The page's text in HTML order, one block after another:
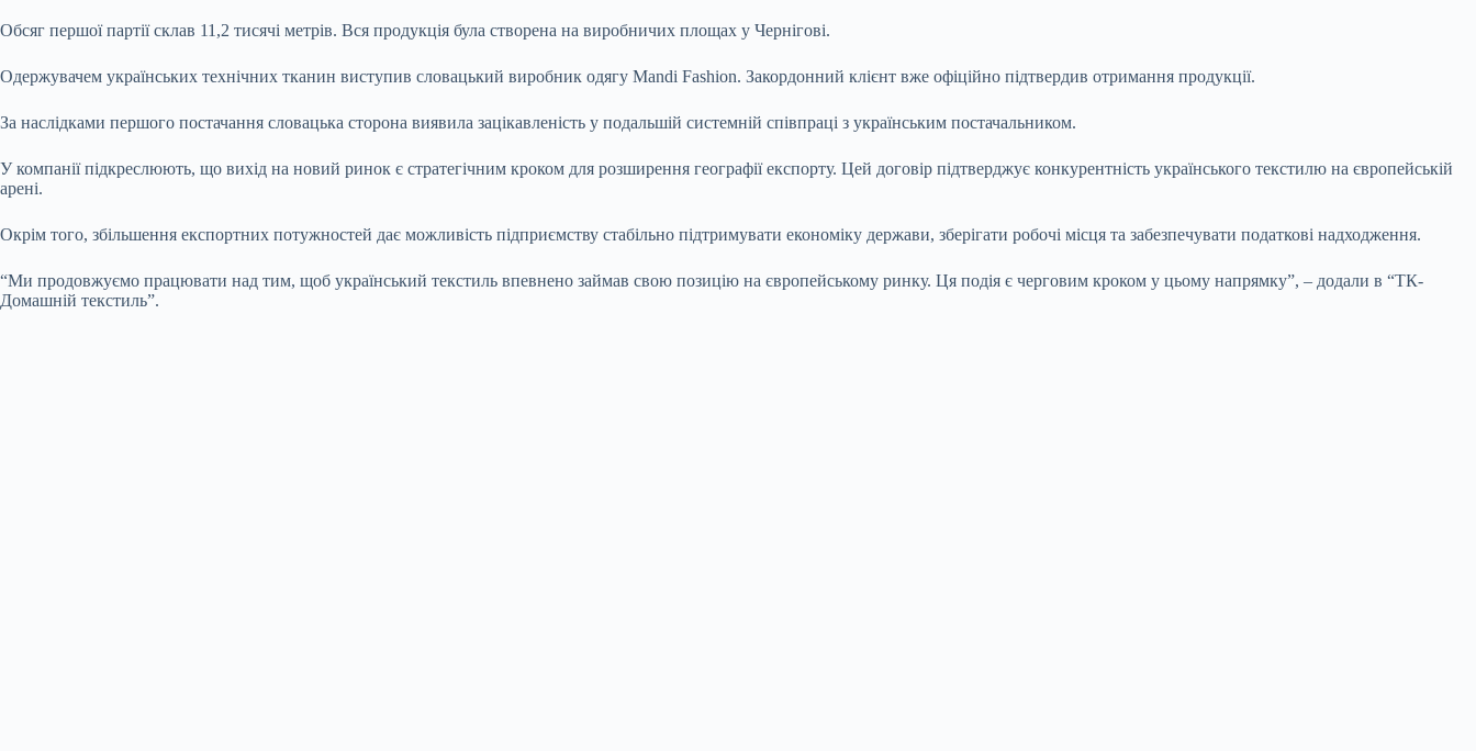
Обсяг першої партії склав 11,2 тисячі метрів. Вся продукція була створена на виробничих площах у Чернігові.
Одержувачем українських технічних тканин виступив словацький виробник одягу Mandi Fashion. Закордонний клієнт вже офіційно підтвердив отримання продукції.
За наслідками першого постачання словацька сторона виявила зацікавленість у подальшій системній співпраці з українським постачальником.
У компанії підкреслюють, що вихід на новий ринок є стратегічним кроком для розширення географії експорту. Цей договір підтверджує конкурентність українського текстилю на європейській
арені.
Окрім того, збільшення експортних потужностей дає можливість підприємству стабільно підтримувати економіку держави, зберігати робочі місця та забезпечувати податкові надходження.
“Ми продовжуємо працювати над тим, щоб український текстиль впевнено займав свою позицію на європейському ринку. Ця подія є черговим кроком у цьому напрямку”, – додали в “ТК-
Домашній текстиль”.